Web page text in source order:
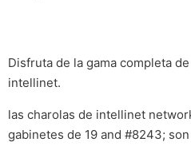
Disfruta de la gama completa
intellinet.
las charolas de intellinet
gabinetes de 19 and #8243;